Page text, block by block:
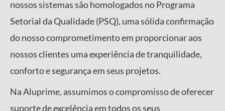
nossos sistemas são homologados no Programa
Setorial da Qualidade (PSQ), uma sólida confirmação
do nosso comprometimento em proporcionar aos
nossos clientes uma experiência de tranquilidade,
conforto e segurança em seus projetos.
Na Aluprime, assumimos o compromisso de oferecer
suporte de excelência em todos os seus